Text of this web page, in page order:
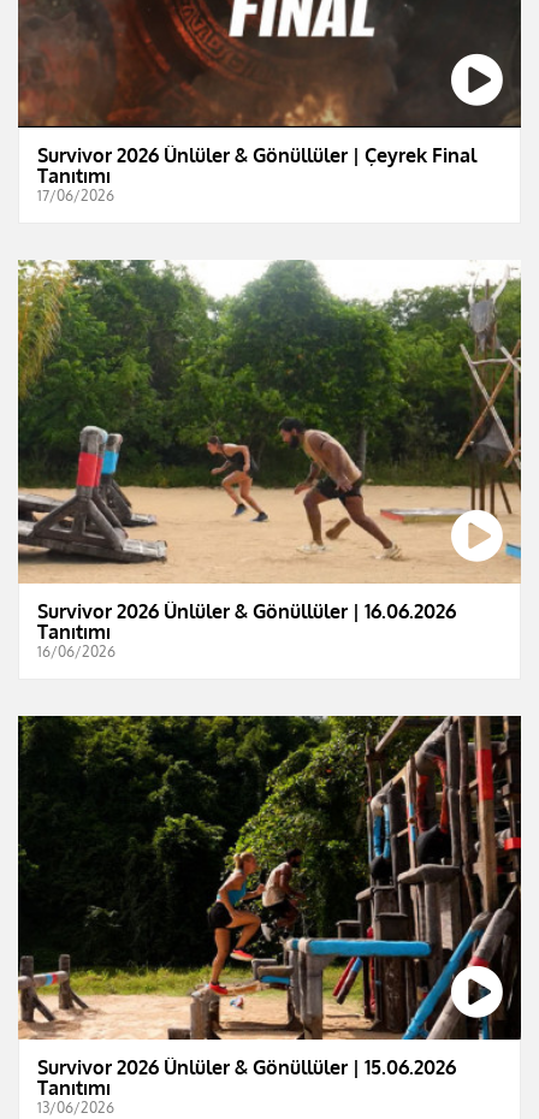
Survivor 2026 Ünlüler & Gönüllüler | Çeyrek Final
Tanıtımı
17/06/2026
Survivor 2026 Ünlüler & Gönüllüler | 16.06.2026
Tanıtımı
16/06/2026
Survivor 2026 Ünlüler & Gönüllüler | 15.06.2026
Tanıtımı
13/06/2026